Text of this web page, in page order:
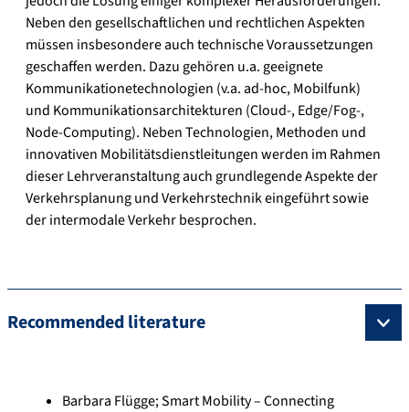
Neben den gesellschaftlichen und rechtlichen Aspekten
müssen insbesondere auch technische Voraussetzungen
geschaffen werden. Dazu gehören u.a. geeignete
Kommunikationetechnologien (v.a. ad-hoc, Mobilfunk)
und Kommunikationsarchitekturen (Cloud-, Edge/Fog-,
Node-Computing). Neben Technologien, Methoden und
innovativen Mobilitätsdienstleitungen werden im Rahmen
dieser Lehrveranstaltung auch grundlegende Aspekte der
Verkehrsplanung und Verkehrstechnik eingeführt sowie
der intermodale Verkehr besprochen.
Recommended literature
Barbara Flügge; Smart Mobility – Connecting